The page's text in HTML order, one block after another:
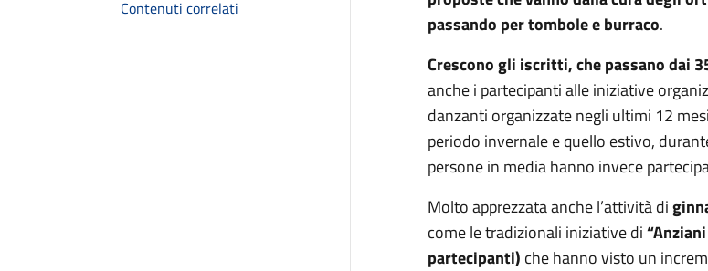
Contenuti correlati
passando per tombole e burraco.
Crescono gli iscritti, che passano dai
anche i partecipanti alle iniziative
danzanti organizzate negli ultimi 12
periodo invernale e quello estivo,
persone in media hanno invece
Molto apprezzata anche l’attività di
come le tradizionali iniziative di
partecipanti) che hanno visto un